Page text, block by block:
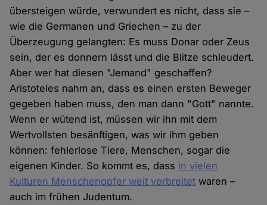
übersteigen würde, verwundert es nicht, dass sie –
wie die Germanen und Griechen – zu der
Überzeugung gelangten: Es muss Donar oder Zeus
sein, der es donnern lässt und die Blitze schleudert.
Aber wer hat diesen "Jemand" geschaffen?
Aristoteles nahm an, dass es einen ersten Beweger
gegeben haben muss, den man dann "Gott" nannte.
Wenn er wütend ist, müssen wir ihn mit dem
Wertvollsten besänftigen, was wir ihm geben
können: fehlerlose Tiere, Menschen, sogar die
eigenen Kinder. So kommt es, dass in vielen
Kulturen Menschenopfer weit verbreitet waren –
auch im frühen Judentum.